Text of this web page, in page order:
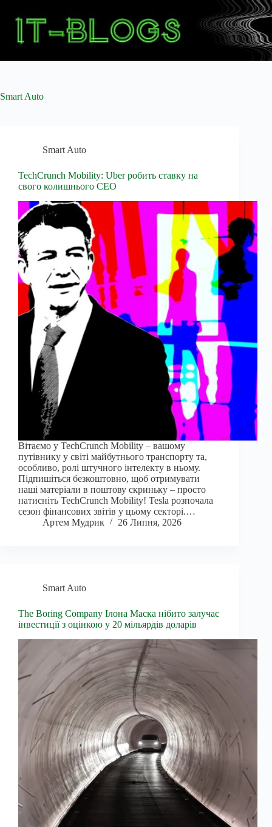
Smart Auto
Smart Auto
TechCrunch Mobility: Uber робить ставку на
свого колишнього CEO
Вітаємо у TechCrunch Mobility – вашому
путівнику у світі майбутнього транспорту та,
особливо, ролі штучного інтелекту в ньому.
Підпишіться безкоштовно, щоб отримувати
наші матеріали в поштову скриньку – просто
натисніть TechCrunch Mobility! Tesla розпочала
сезон фінансових звітів у цьому секторі.…
Артем Мудрик
26 Липня, 2026
Smart Auto
The Boring Company Ілона Маска нібито залучає
інвестиції з оцінкою у 20 мільярдів доларів